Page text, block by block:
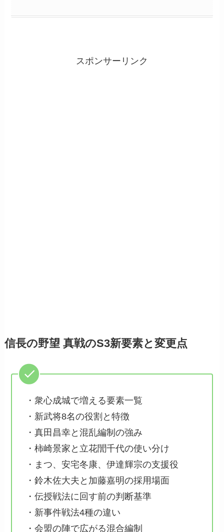
スポンサーリンク
信長の野望 真戦のS3新要素と変更点
・衆心成城で増える要素一覧
・新武将8名の役割と特徴
・真田昌幸と混乱編制の強み
・柿崎景家と立花誾千代の使い分け
・まつ、安宅冬康、伊達輝宗の支援役
・鈴木佐大夫と加藤嘉明の採用場面
・伝授戦法に回す前の判断基準
・新事件戦法4種の違い
・会盟の陣で広がる混合編制